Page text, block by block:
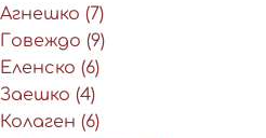
Агнешко (7)
Говеждо (9)
Еленско (6)
Заешко (4)
Колаген (6)